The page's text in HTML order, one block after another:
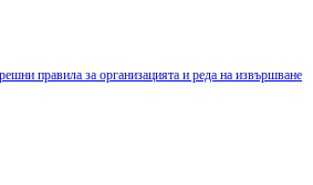
правила за организацията и реда на извършване